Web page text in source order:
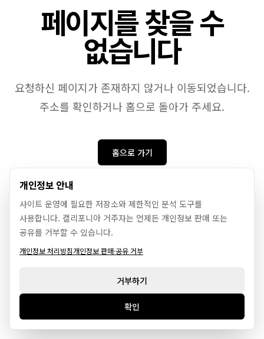
페이지를 찾을 수
없습니다
요청하신 페이지가 존재하지 않거나 이동되었습니다.
주소를 확인하거나 홈으로 돌아가 주세요.
홈으로 가기
개인정보 안내
사이트 운영에 필요한 저장소와 제한적인 분석 도구를
사용합니다. 캘리포니아 거주자는 언제든 개인정보 판매 또는
공유를 거부할 수 있습니다.
개인정보 처리방침개인정보 판매·공유 거부
거부하기
확인